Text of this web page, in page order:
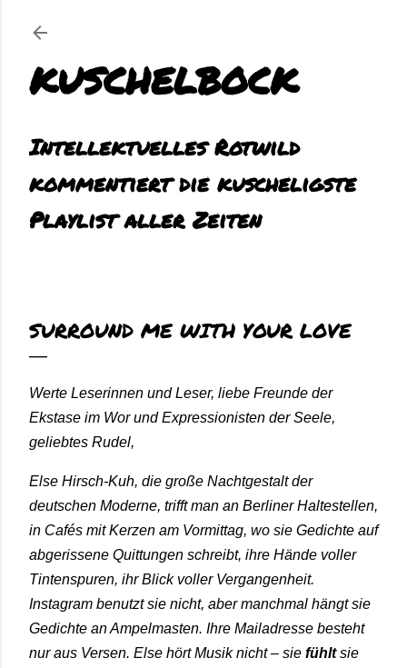
KUSCHELBOCK
Intellektuelles Rotwild
kommentiert die kuscheligste
Playlist aller Zeiten
SURROUND ME WITH YOUR LOVE
Werte Leserinnen und Leser, liebe Freunde der
Ekstase im Wor und Expressionisten der Seele,
geliebtes Rudel,
Else Hirsch-Kuh, die große Nachtgestalt der
deutschen Moderne, trifft man an Berliner Haltestellen,
in Cafés mit Kerzen am Vormittag, wo sie Gedichte auf
abgerissene Quittungen schreibt, ihre Hände voller
Tintenspuren, ihr Blick voller Vergangenheit.
Instagram benutzt sie nicht, aber manchmal hängt sie
Gedichte an Ampelmasten. Ihre Mailadresse besteht
nur aus Versen. Else hört Musik nicht – sie fühltsie